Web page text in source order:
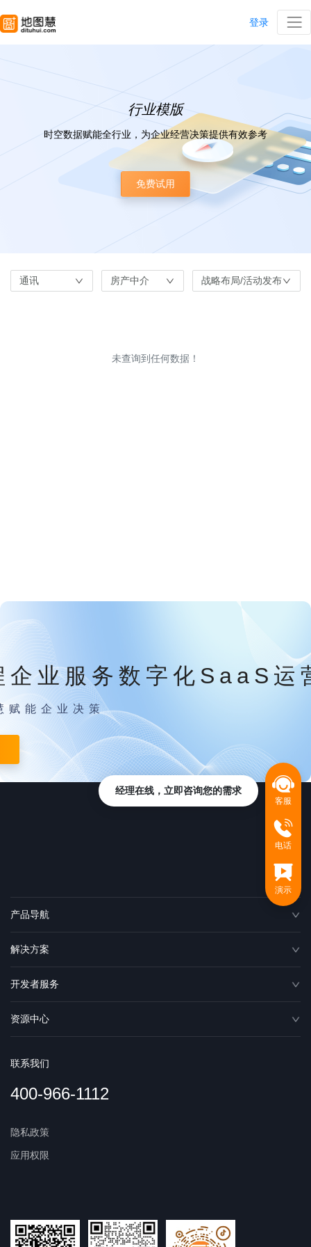
登录
行业模版
时空数据赋能全行业，为企业经营决策提供有效参考
免费试用
通讯 房产中介 战略布局/活动发布
未查询到任何数据！
企业服务数字化SaaS运
赋能企业决策
产品导航
解决方案
开发者服务
资源中心
联系我们
400-966-1112
隐私政策
应用权限
客服
电话
演示
经理在线，立即咨询您的需求